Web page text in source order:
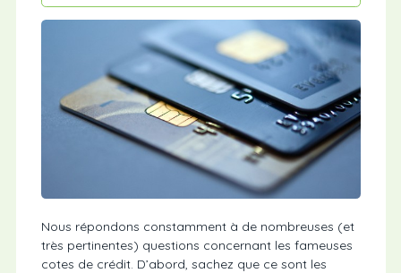
Nous répondons constamment à de nombreuses (et
très pertinentes) questions concernant les fameuses
cotes de crédit. D’abord, sachez que ce sont les